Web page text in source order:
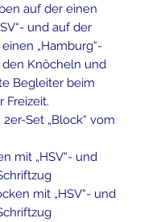
auf der einen
und auf der
„Hamburg“-
Knöcheln und
Begleiter beim
Freizeit.
Set „Block“ vom
mit „HSV“- und
mit „HSV“- und